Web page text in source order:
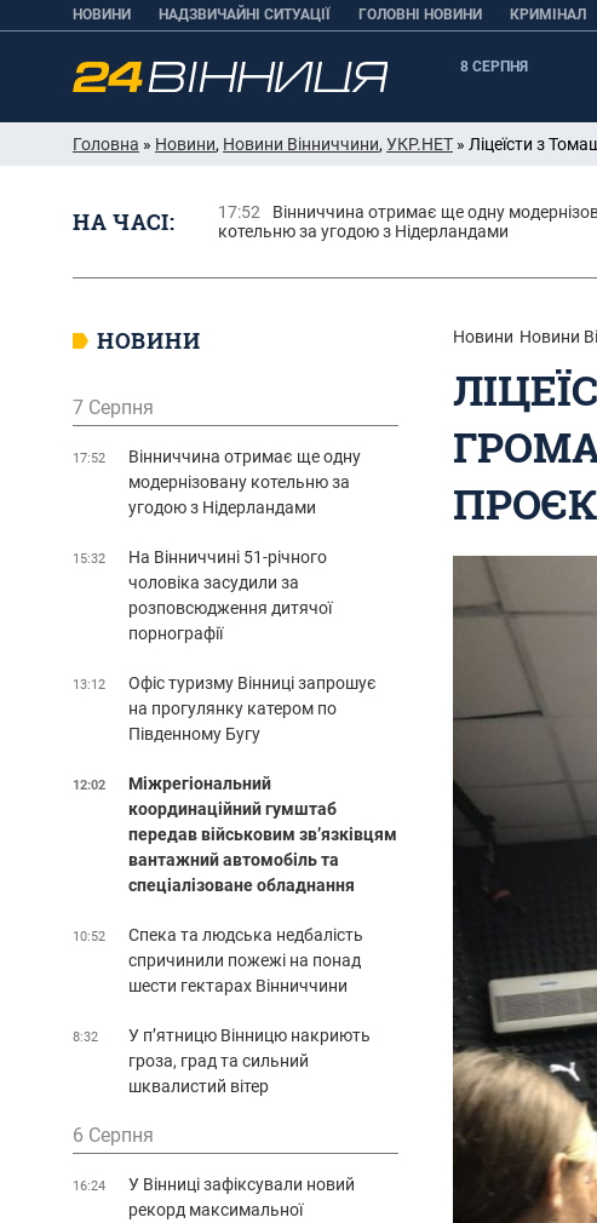
НОВИНИ НАДЗВИЧАЙНІ СИТУАЦІЇ ГОЛОВНІ НОВИНИ КРИМІНАЛ
8 СЕРПНЯ
Головна » Новини, Новини Вінниччини, УКР.НЕТ » Ліцеїсти з
НА ЧАСІ: 17:52
Вінниччина отримає ще одну
котельню за угодою з Нідерландами
Новини Новини
НОВИНИ
7 Серпня
17:52
Вінниччина отримає ще одну
модернізовану котельню за
угодою з Нідерландами
15:32
На Вінниччині 51-річного
чоловіка засудили за
розповсюдження дитячої
порнографії
13:12
Офіс туризму Вінниці запрошує
на прогулянку катером по
Південному Бугу
12:02
Міжрегіональний
координаційний гумштаб
передав військовим зв’язківцям
вантажний автомобіль та
спеціалізоване обладнання
10:52
Спека та людська недбалість
спричинили пожежі на понад
шести гектарах Вінниччини
8:32
У п’ятницю Вінницю накриють
гроза, град та сильний
шквалистий вітер
6 Серпня
16:24
У Вінниці зафіксували новий
рекорд максимальної